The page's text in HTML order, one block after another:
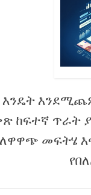
እንዴት
ከፍተኛ ጥራት
መፍትሄ